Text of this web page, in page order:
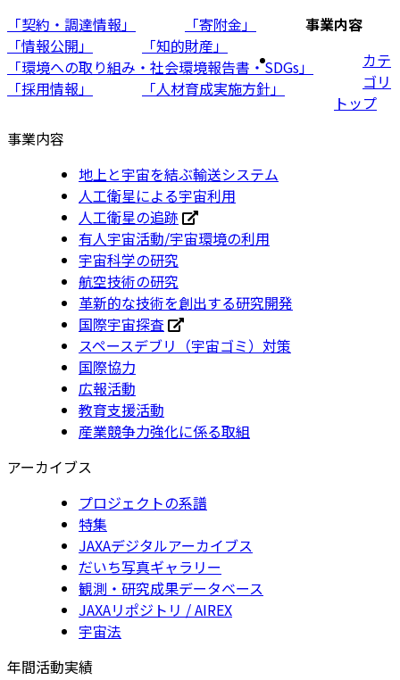
「契約・調達情報」
「寄附金」
「情報公開」
「知的財産」
「環境への取り組み・社会環境報告書・SDGs」
「採用情報」
「人材育成実施方針」
事業内容
カテ
ゴリ
トップ
事業内容
地上と宇宙を結ぶ輸送システム
人工衛星による宇宙利用
人工衛星の追跡
有人宇宙活動/宇宙環境の利用
宇宙科学の研究
航空技術の研究
革新的な技術を創出する研究開発
国際宇宙探査
スペースデブリ（宇宙ゴミ）対策
国際協力
広報活動
教育支援活動
産業競争力強化に係る取組
アーカイブス
プロジェクトの系譜
特集
JAXAデジタルアーカイブス
だいち写真ギャラリー
観測・研究成果データベース
JAXAリポジトリ / AIREX
宇宙法
年間活動実績